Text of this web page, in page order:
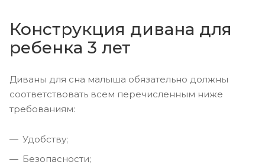
Конструкция дивана для
ребенка 3 лет
Диваны для сна малыша обязательно должны
соответствовать всем перечисленным ниже
требованиям:
Удобству;
Безопасности;